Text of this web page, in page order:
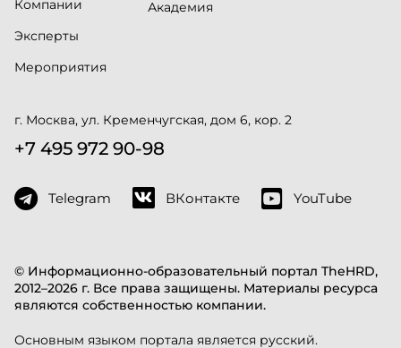
© Информационно-образовательный портал TheHRD,
2012–2026 г. Все права защищены. Материалы ресурса
являются собственностью компании.
Основным языком портала является русский.
Компании
Эксперты
Мероприятия
Академия
г. Москва, ул. Кременчугская, дом 6, кор. 2
+7 495 972 90-98
Telegram ВКонтакте YouTube